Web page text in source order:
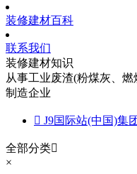
装修建材百科
联系我们
装修建材知识
从事工业废渣(粉煤灰、
制造企业
 J9国际站(中国)集
全部分类
×